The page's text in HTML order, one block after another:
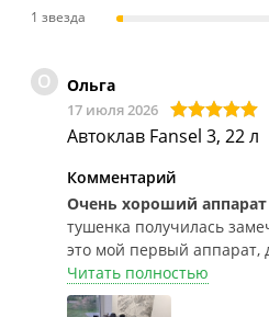
1 звезда
О Ольга
17 июля 2026
Автоклав Fansel 3, 22 л
Комментарий
Очень хороший аппарат
тушенка получилась
это мой первый аппарат,
разобраться, а по факту
делай) Рекомендую эту
Читать полностью